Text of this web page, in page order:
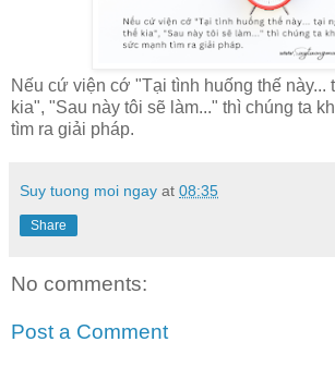
Nếu cứ viện cớ "Tại tình huống thế này...
kia", "Sau này tôi sẽ làm..." thì chúng ta
tìm ra giải pháp.
Suy tuong moi ngay at 08:35
Share
No comments:
Post a Comment